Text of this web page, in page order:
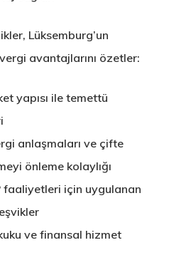
Lüksemburg’un
avantajlarını özetler:
yapısı ile temettü
anlaşmaları ve çifte
önleme kolaylığı
faaliyetleri için uygulanan
ve finansal hizmet